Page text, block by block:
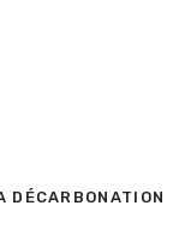
DÉCARBONATION